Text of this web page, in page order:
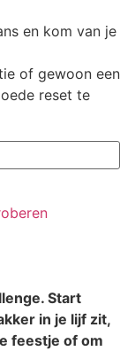
en kom van je
of gewoon een
reset te
Start
in je lijf zit,
feestje of om